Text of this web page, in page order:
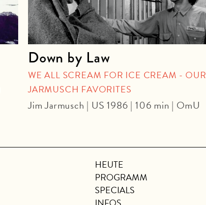
Down by Law
WE ALL SCREAM FOR ICE CREAM - OUR
JARMUSCH FAVORITES
Jim Jarmusch | US 1986 | 106 min | OmU
HEUTE
PROGRAMM
SPECIALS